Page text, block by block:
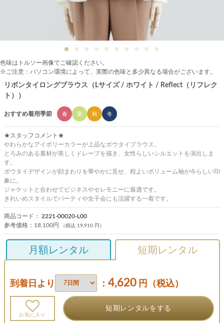
色味はトルソー画像でご確認ください。
※ご注意：パソコン環境によって、実際の色味と多少異なる場合がございます。
リボンタイロングブラウス（Lサイズ / ホワイト / Reflect（リフレク
ト））
おすすめ着用季節 春 夏 秋 冬
★スタッフコメント★
やわらかなアイボリーカラーが上品なボウタイブラウス。
とろみのある素材が美しくドレープを描き、女性らしいシルエットを演出しま
す。
ボウタイデザインが顔まわりを華やかに見せ、程よいボリューム袖が今らしい印
象に。
ジャケットと合わせてビジネスやセレモニーに最適です。
きれいめスタイルでパーティや女子会にも活躍する一着です。
商品コード： 2221-00020-L00
参考価格： 18,100円 （税込 19,910 円）
月額レンタル 短期レンタル
到着日より ： 4,620 円（税込）
お気に入り
短期レンタルをする